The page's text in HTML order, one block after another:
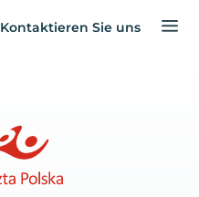
Kontaktieren Sie uns